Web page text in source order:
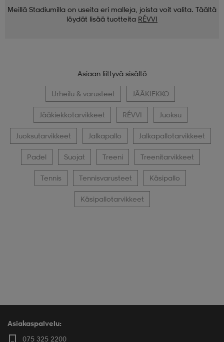
Meillä Stadiumilla on useita eri malleja, joista voit valita. Täältä
löydät lisää tuotteita RÉVVI
Asiaan liittyvä sisältö
Urheilu & varusteet JÄÄKIEKKO
Jääkiekkotarvikkeet RÉVVI Juoksu
Juoksutarvikkeet Jalkapallo Jalkapallotarvikkeet
Padel Suojat Treeni Treenitarvikkeet
Tennis Tennisvarusteet Käsipallo
Käsipallotarvikkeet
Asiakaspalvelu:
075 325 2200